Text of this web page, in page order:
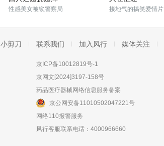
性感美女被锁警察局 接地气的搞笑爱情片
小剪刀 联系我们 加入风行 媒体关注
京ICP备10012819号-1
京网文[2024]3197-158号
药品医疗器械网络信息服务备案
京公网安备11010502047221号
网络110报警服务
风行客服联系电话：4000966660